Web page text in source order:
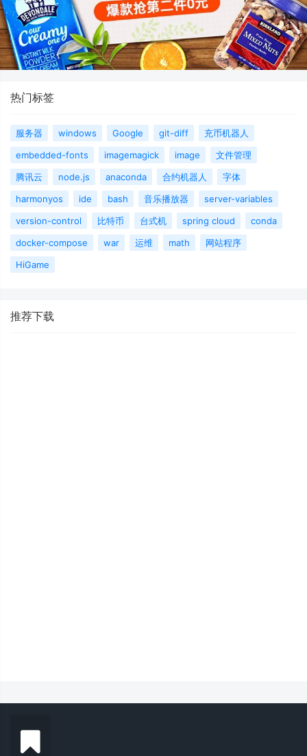
热门标签
服务器 windows Google git-diff
充币机器人
embedded-fonts
imagemagick image
文件管理
腾讯云
node.js anaconda 合约机器人
字体
harmonyos
ide bash 音乐播放器
server-variables
version-control
比特币 台式机 spring cloud
conda
docker-compose
war 运维 math
网站程序
HiGame
推荐下载